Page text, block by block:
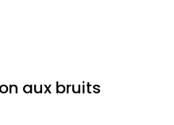
aux bruits